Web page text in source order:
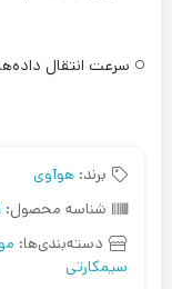
سرعت انتقال
برند: هوآوی
شناسه محصول:
دسته‌بندی‌ها:
سیمکارتی